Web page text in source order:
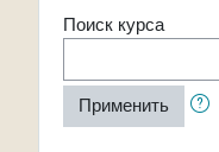
Поиск курса
Применить